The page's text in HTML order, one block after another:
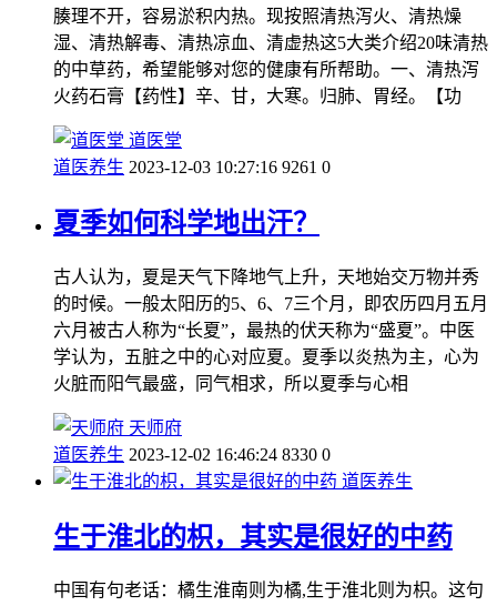
腠理不开，容易淤积内热。现按照清热泻火、清热燥
湿、清热解毒、清热凉血、清虚热这5大类介绍20味清热
的中草药，希望能够对您的健康有所帮助。一、清热泻
火药石膏【药性】辛、甘，大寒。归肺、胃经。【功
道医堂
道医养生 2023-12-03 10:27:16 9261 0
夏季如何科学地出汗？
古人认为，夏是天气下降地气上升，天地始交万物并秀
的时候。一般太阳历的5、6、7三个月，即农历四月五月
六月被古人称为“长夏”，最热的伏天称为“盛夏”。中医
学认为，五脏之中的心对应夏。夏季以炎热为主，心为
火脏而阳气最盛，同气相求，所以夏季与心相
天师府
道医养生 2023-12-02 16:46:24 8330 0
道医养生
生于淮北的枳，其实是很好的中药
中国有句老话：橘生淮南则为橘,生于淮北则为枳。这句